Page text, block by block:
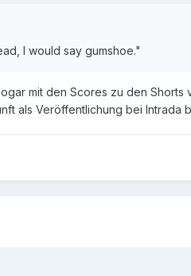
I would say gumshoe."
mit den Scores zu den
als Veröffentlichung bei Intrada